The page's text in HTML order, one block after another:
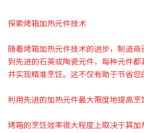
探索烤箱加热元件技术
随着烤箱加热元件技术的进步，制造
到先进的石英或陶瓷元件，每种元件
并实现精准烹饪。这不仅有助于节省您
利用先进的加热元件最大限度地提高烹
烤箱的烹饪效率很大程度上取决于其